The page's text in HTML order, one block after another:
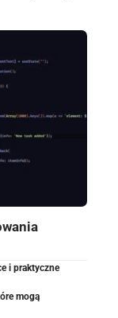
i praktyczne
mogą